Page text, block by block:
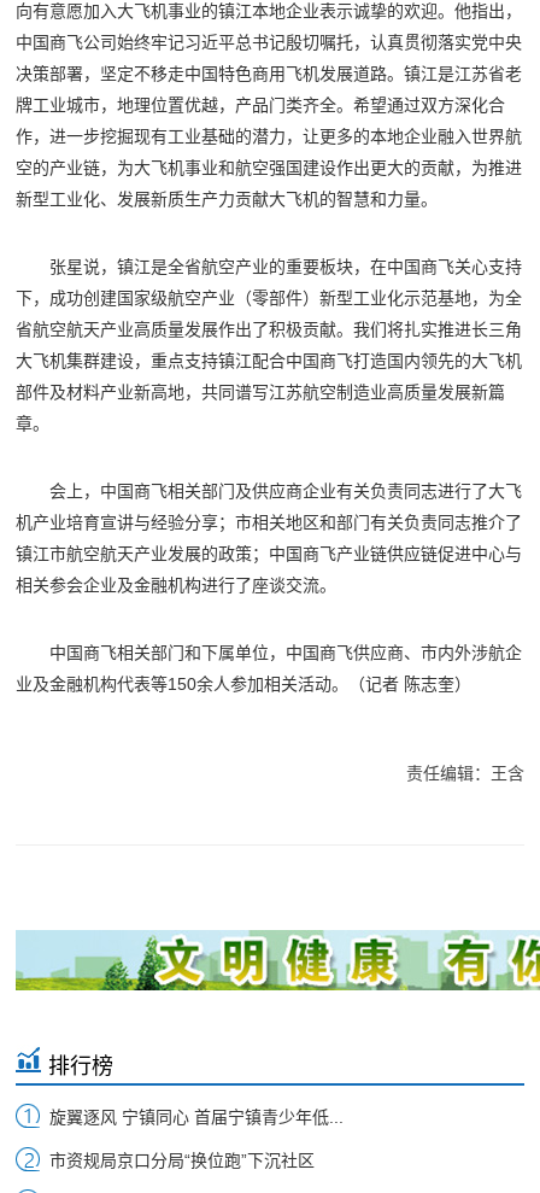
向有意愿加入大飞机事业的镇江本地企业表示诚挚的欢迎。他指出，
中国商飞公司始终牢记习近平总书记殷切嘱托，认真贯彻落实党中央
决策部署，坚定不移走中国特色商用飞机发展道路。镇江是江苏省老
牌工业城市，地理位置优越，产品门类齐全。希望通过双方深化合
作，进一步挖掘现有工业基础的潜力，让更多的本地企业融入世界航
空的产业链，为大飞机事业和航空强国建设作出更大的贡献，为推进
新型工业化、发展新质生产力贡献大飞机的智慧和力量。
张星说，镇江是全省航空产业的重要板块，在中国商飞关心支持
下，成功创建国家级航空产业（零部件）新型工业化示范基地，为全
省航空航天产业高质量发展作出了积极贡献。我们将扎实推进长三角
大飞机集群建设，重点支持镇江配合中国商飞打造国内领先的大飞机
部件及材料产业新高地，共同谱写江苏航空制造业高质量发展新篇
章。
会上，中国商飞相关部门及供应商企业有关负责同志进行了大飞
机产业培育宣讲与经验分享；市相关地区和部门有关负责同志推介了
镇江市航空航天产业发展的政策；中国商飞产业链供应链促进中心与
相关参会企业及金融机构进行了座谈交流。
中国商飞相关部门和下属单位，中国商飞供应商、市内外涉航企
业及金融机构代表等150余人参加相关活动。（记者 陈志奎）
责任编辑：王含
排行榜
旋翼逐风 宁镇同心 首届宁镇青少年低...
市资规局京口分局“换位跑”下沉社区